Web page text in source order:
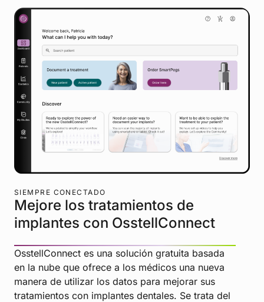
SIEMPRE CONECTADO
Mejore los tratamientos de
implantes con OsstellConnect
OsstellConnect es una solución gratuita basada
en la nube que ofrece a los médicos una nueva
manera de utilizar los datos para mejorar sus
tratamientos con implantes dentales. Se trata del